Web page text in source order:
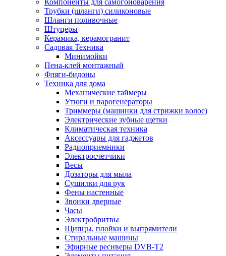
Компоненты для самогоноварения
Трубки (шланги) силиконовые
Шланги поливочные
Штуцеры
Керамика, керамогранит
Садовая Техника
Минимойки
Пена-клей монтажный
Фляги-бидоны
Техника для дома
Механические таймеры
Утюги и парогенераторы
Триммеры (машинки для стрижки волос)
Электрические зубные щетки
Климатическая техника
Аксессуары для гаджетов
Радиоприемники
Электросчетчики
Весы
Дозаторы для мыла
Сушилки для рук
Фены настенные
Звонки дверные
Часы
Электробритвы
Щипцы, плойки и выпрямители
Стиральные машины
Эфирные ресиверы DVB-T2